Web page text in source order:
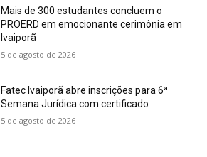
Mais de 300 estudantes concluem o
PROERD em emocionante cerimônia em
Ivaiporã
5 de agosto de 2026
Fatec Ivaiporã abre inscrições para 6ª
Semana Jurídica com certificado
5 de agosto de 2026